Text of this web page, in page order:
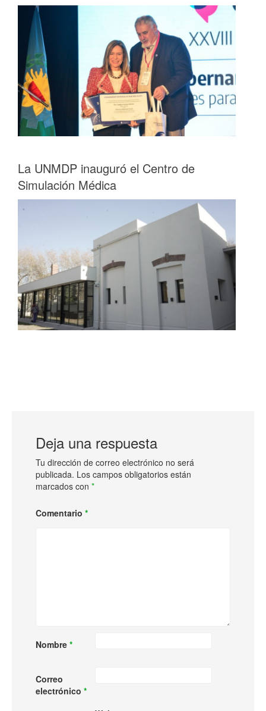
La UNMDP inauguró el Centro de
Simulación Médica
Deja una respuesta
Tu dirección de correo electrónico no será
publicada. Los campos obligatorios están
marcados con *
Comentario *
Nombre *
Correo
electrónico *